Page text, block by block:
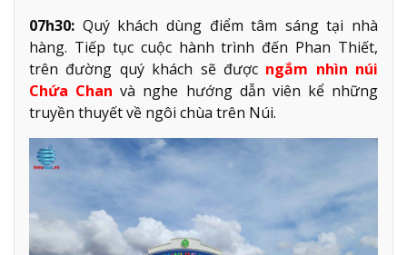
07h30: Quý khách dùng điểm tâm sáng tại nhà
hàng. Tiếp tục cuộc hành trình đến Phan Thiết,
trên đường quý khách sẽ được ngắm nhìn núi
Chứa Chan và nghe hướng dẫn viên kể những
truyền thuyết về ngôi chùa trên Núi.